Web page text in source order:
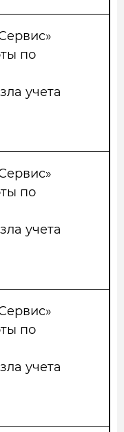
по
учета
по
учета
по
учета